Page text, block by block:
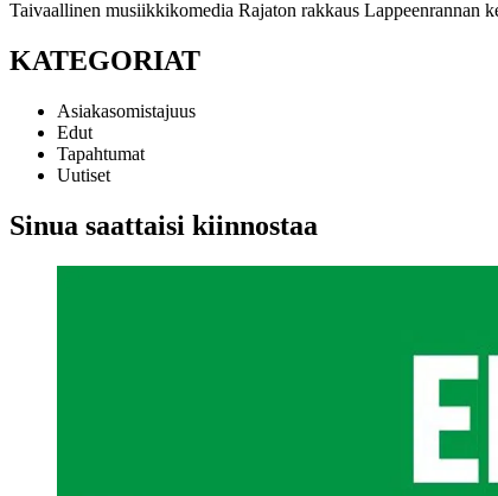
Taivaallinen musiikkikomedia Rajaton rakkaus Lappeenrannan
KATEGORIAT
Asiakasomistajuus
Edut
Tapahtumat
Uutiset
Sinua saattaisi kiinnostaa